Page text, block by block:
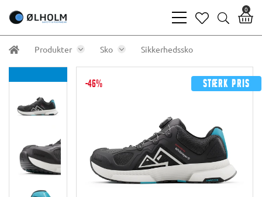
bars
light
heart
search
0
Produkter Sko Sikkerhedssko
-46% Stærk pris